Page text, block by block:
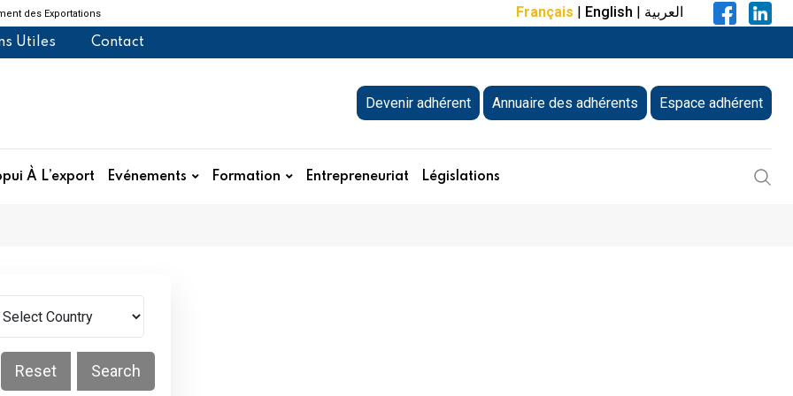
des Exportations Français | English | العربية
Utiles Contact
Devenir adhérent Annuaire des adhérents Espace adhérent
À L’export Evénements Formation Entrepreneuriat Législations
Reset Search